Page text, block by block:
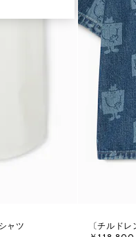
ャツ
〔チルド